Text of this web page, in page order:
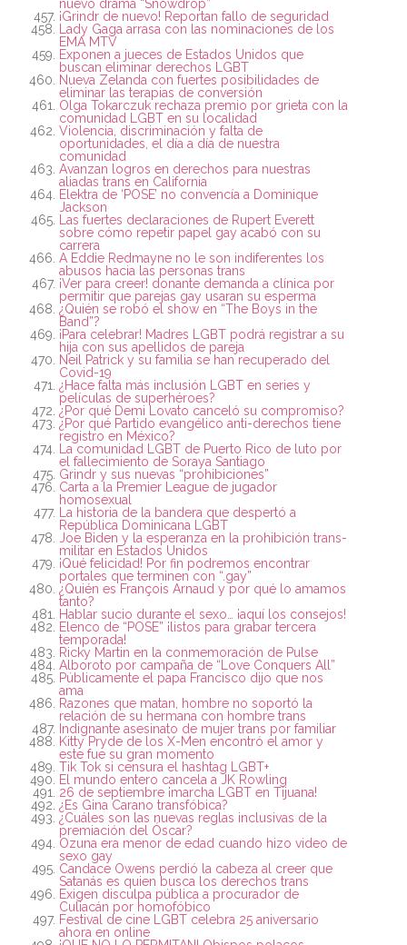
nuevo drama “Snowdrop”
¡Grindr de nuevo! Reportan fallo de seguridad
Lady Gaga arrasa con las nominaciones de los
EMA MTV
Exponen a jueces de Estados Unidos que
buscan eliminar derechos LGBT
Nueva Zelanda con fuertes posibilidades de
eliminar las terapias de conversión
Olga Tokarczuk rechaza premio por grieta con la
comunidad LGBT en su localidad
Violencia, discriminación y falta de
oportunidades, el día a día de nuestra
comunidad
Avanzan logros en derechos para nuestras
aliadas trans en California
Elektra de ‘POSE’ no convencía a Dominique
Jackson
Las fuertes declaraciones de Rupert Everett
sobre cómo repetir papel gay acabó con su
carrera
A Eddie Redmayne no le son indiferentes los
abusos hacia las personas trans
¡Ver para creer! donante demanda a clínica por
permitir que parejas gay usaran su esperma
¿Quién se robó el show en “The Boys in the
Band”?
¡Para celebrar! Madres LGBT podrá registrar a su
hija con sus apellidos de pareja
Neil Patrick y su familia se han recuperado del
Covid-19
¿Hace falta más inclusión LGBT en series y
películas de superhéroes?
¿Por qué Demi Lovato canceló su compromiso?
¿Por qué Partido evangélico anti-derechos tiene
registro en México?
La comunidad LGBT de Puerto Rico de luto por
el fallecimiento de Soraya Santiago
Grindr y sus nuevas “prohibiciones”
Carta a la Premier League de jugador
homosexual
La historia de la bandera que despertó a
República Dominicana LGBT
Joe Biden y la esperanza en la prohibición trans-
militar en Estados Unidos
¡Qué felicidad! Por fin podremos encontrar
portales que terminen con “.gay”
¿Quién es François Arnaud y por qué lo amamos
tanto?
Hablar sucio durante el sexo… ¡aquí los consejos!
Elenco de “POSE” ¡listos para grabar tercera
temporada!
Ricky Martin en la conmemoración de Pulse
Alboroto por campaña de “Love Conquers All”
Públicamente el papa Francisco dijo que nos
ama
Razones que matan, hombre no soportó la
relación de su hermana con hombre trans
Indignante asesinato de mujer trans por familiar
Kitty Pryde de los X-Men encontró el amor y
este fue su gran momento
Tik Tok si censura el hashtag LGBT+
El mundo entero cancela a JK Rowling
26 de septiembre ¡marcha LGBT en Tijuana!
¿Es Gina Carano transfóbica?
¿Cuáles son las nuevas reglas inclusivas de la
premiación del Óscar?
Ozuna era menor de edad cuando hizo video de
sexo gay
Candace Owens perdió la cabeza al creer que
Satanás es quien busca los derechos trans
Exigen disculpa pública a procurador de
Culiacán por homofóbico
Festival de cine LGBT celebra 25 aniversario
ahora en online